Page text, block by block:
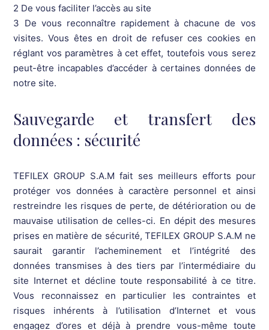
2 De vous faciliter l’accès au site
3 De vous reconnaître rapidement à chacune de vos
visites. Vous êtes en droit de refuser ces cookies en
réglant vos paramètres à cet effet, toutefois vous serez
peut-être incapables d’accéder à certaines données de
notre site.
Sauvegarde et transfert des
données : sécurité
TEFILEX GROUP S.A.M fait ses meilleurs efforts pour
protéger vos données à caractère personnel et ainsi
restreindre les risques de perte, de détérioration ou de
mauvaise utilisation de celles-ci. En dépit des mesures
prises en matière de sécurité, TEFILEX GROUP S.A.M ne
saurait garantir l’acheminement et l’intégrité des
données transmises à des tiers par l’intermédiaire du
site Internet et décline toute responsabilité à ce titre.
Vous reconnaissez en particulier les contraintes et
risques inhérents à l’utilisation d’Internet et vous
engagez d’ores et déjà à prendre vous-même toute